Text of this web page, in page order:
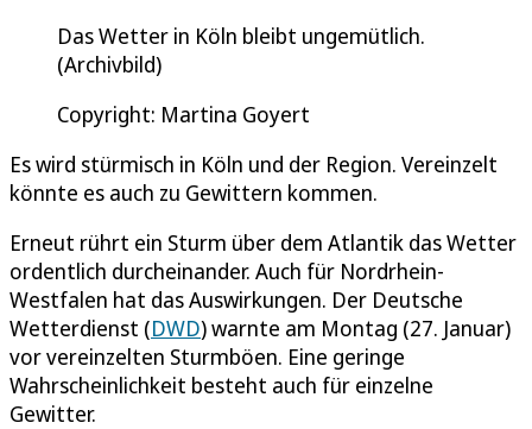
Das Wetter in Köln bleibt ungemütlich.
(Archivbild)
Copyright: Martina Goyert
Es wird stürmisch in Köln und der Region. Vereinzelt
könnte es auch zu Gewittern kommen.
Erneut rührt ein Sturm über dem Atlantik das Wetter
ordentlich durcheinander. Auch für Nordrhein-
Westfalen hat das Auswirkungen. Der Deutsche
Wetterdienst (DWD) warnte am Montag (27. Januar)
vor vereinzelten Sturmböen. Eine geringe
Wahrscheinlichkeit besteht auch für einzelne
Gewitter.